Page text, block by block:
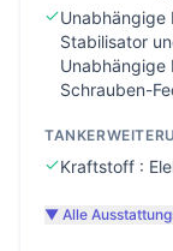
Unabhängige
Stabilisator
Unabhängige
Schrauben-
Kraftstoff :
▼ Alle